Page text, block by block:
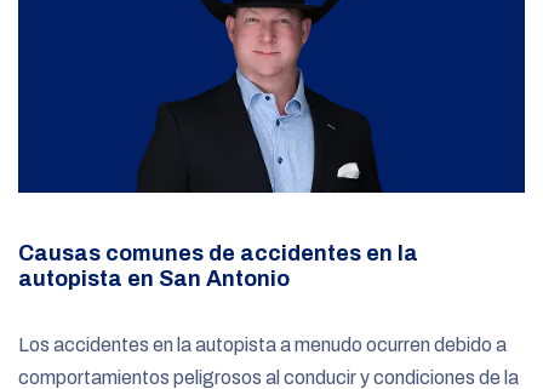
Causas comunes de accidentes en la
autopista en San Antonio
Los accidentes en la autopista a menudo ocurren debido a
comportamientos peligrosos al conducir y condiciones de la